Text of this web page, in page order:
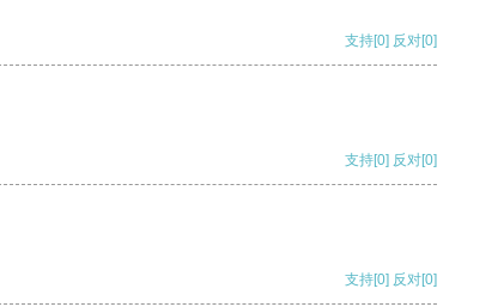
支持[0] 反对[0]
支持[0] 反对[0]
支持[0] 反对[0]